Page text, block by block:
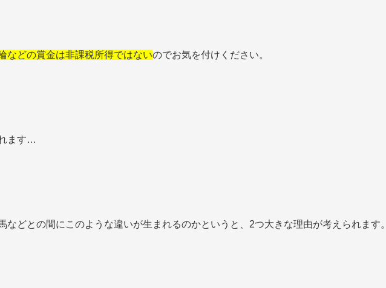
などの賞金は非課税所得ではないのでお気を付けください。
ます…
などとの間にこのような違いが生まれるのかというと、2つ大きな理由が考えられます。